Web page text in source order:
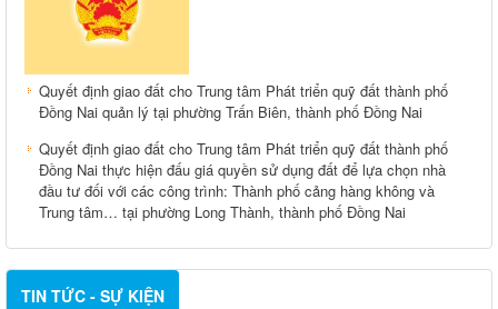
Quyết định giao đất cho Trung tâm Phát triển quỹ đất thành phố
Đồng Nai quản lý tại phường Trấn Biên, thành phố Đồng Nai
Quyết định giao đất cho Trung tâm Phát triển quỹ đất thành phố
Đồng Nai thực hiện đấu giá quyền sử dụng đất để lựa chọn nhà
đầu tư đối với các công trình: Thành phố cảng hàng không và
Trung tâm… tại phường Long Thành, thành phố Đồng Nai
TIN TỨC - SỰ KIỆN